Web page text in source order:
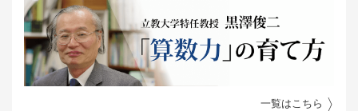
一覧はこちら